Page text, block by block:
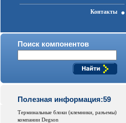
Контакты
Поиск компонентов
Полезная информация:59
Терминальные блоки (клемники, разъемы)
компании Degson